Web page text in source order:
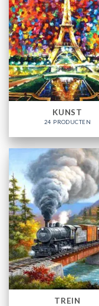
KUNST
24 PRODUCTEN
TREIN